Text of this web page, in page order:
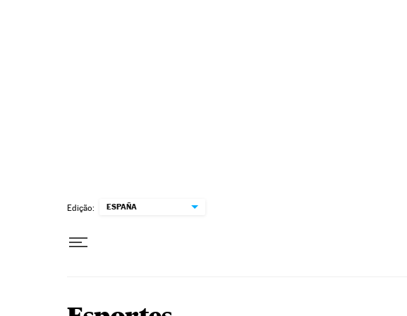
Edição: ESPAÑA